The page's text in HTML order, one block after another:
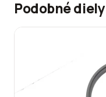
Podobné diely